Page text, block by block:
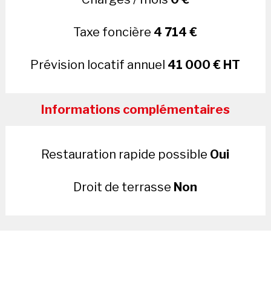
Taxe foncière 4 714 €
Prévision locatif annuel 41 000 € HT
Informations complémentaires
Restauration rapide possible Oui
Droit de terrasse Non